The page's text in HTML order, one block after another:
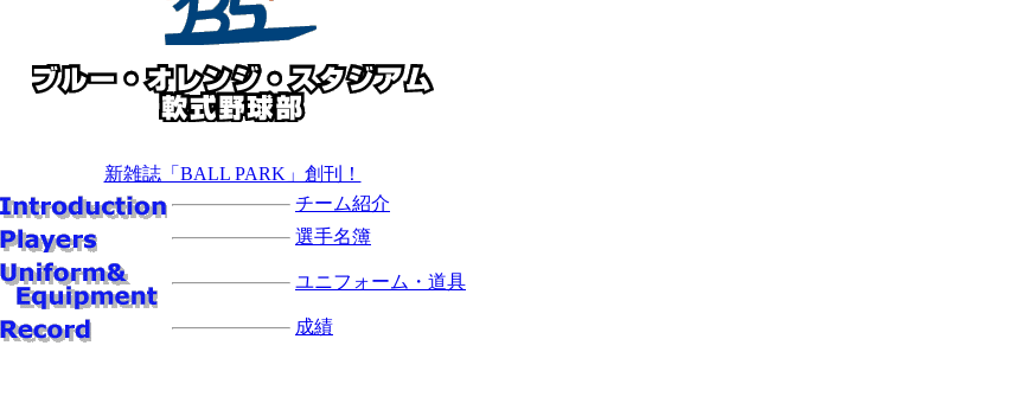
新雑誌「BALL PARK」創刊！
チーム紹介
選手名簿
ユニフォーム・道具
成績